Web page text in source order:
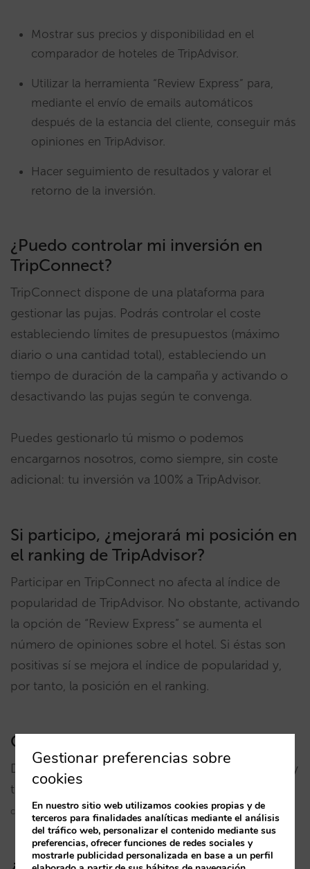
Mostrar sus precios y disponibilidad en el
comparador de hoteles de TripAdvisor.
Utilizar la herramienta “Review Express” para,
mediante el envío de emails automáticos
después de la estancia del cliente, conseguir más
opiniones en TripAdvisor.
Hacer seguimiento de resultados y valorar el
retorno de la inversión.
¿Puedo controlar mi inversión en
TripConnect?
TripConnect dispone de una plataforma para
gestionar las pujas. Podrás controlar el coste
estableciendo límites de presupuestos (máximo
diario o una cantidad total), estableciendo un
tiempo de duración de la campaña y activando o
desactivando las pujas según te convenga.
Puedes gestionarlo tú mismo o podemos
encargarnos nosotros, como siempre, sin coste
adicional: tu inversión va 100% a TripAdvisor.
Si participo, ¿mejorará mi posición en
el ranking de TripAdvisor?
Participar en TripConnect no afecta al índice de
popularidad de TripAdvisor. No obstante, activando
la opción de “Review Express” se aumenta el
número de opiniones sobre el hotel. Si éstas son
positivas sí se mejora el índice de popularidad y,
por tanto, la posición en el ranking.
Cómo participar
Debes estar registrado y verificado en TripAdvisor y
t
certificación con TripConnect.
Gestionar preferencias sobre
cookies
En nuestro sitio web utilizamos cookies propias y de
terceros para finalidades analíticas mediante el análisis
del tráfico web, personalizar el contenido mediante sus
preferencias, ofrecer funciones de redes sociales y
mostrarle publicidad personalizada en base a un perfil